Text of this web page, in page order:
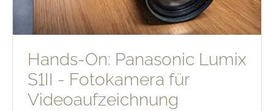
Hands-On: Panasonic Lumix
S1II - Fotokamera für
Videoaufzeichnung